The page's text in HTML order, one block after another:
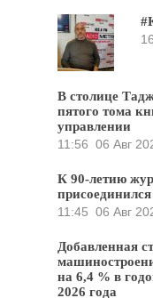
В столице
пятого тома
управлении
11:56 06 Авг
К 90-летию
11:45 06 Авг
Добавленная
на 6,4 % в
2026 года